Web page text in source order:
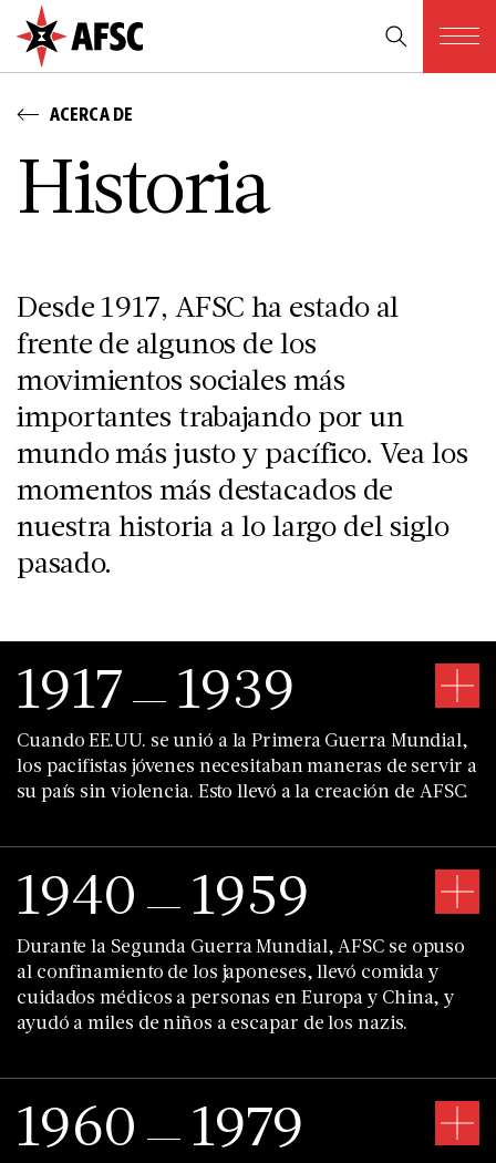
ACERCA DE
H­i­s­t­o­r­i­a
Desde 1917, AFSC ha estado al
frente de algunos de los
movimientos sociales más
importantes trabajando por un
mundo más justo y pacífico. Vea los
momentos más destacados de
nuestra historia a lo largo del siglo
pasado.
1917 1939
Cuando EE.UU. se unió a la Primera Guerra Mundial,
los pacifistas jóvenes necesitaban maneras de servir a
su país sin violencia. Esto llevó a la creación de AFSC.
1940 1959
Durante la Segunda Guerra Mundial, AFSC se opuso
al confinamiento de los japoneses, llevó comida y
cuidados médicos a personas en Europa y China, y
ayudó a miles de niños a escapar de los nazis.
1960 1979